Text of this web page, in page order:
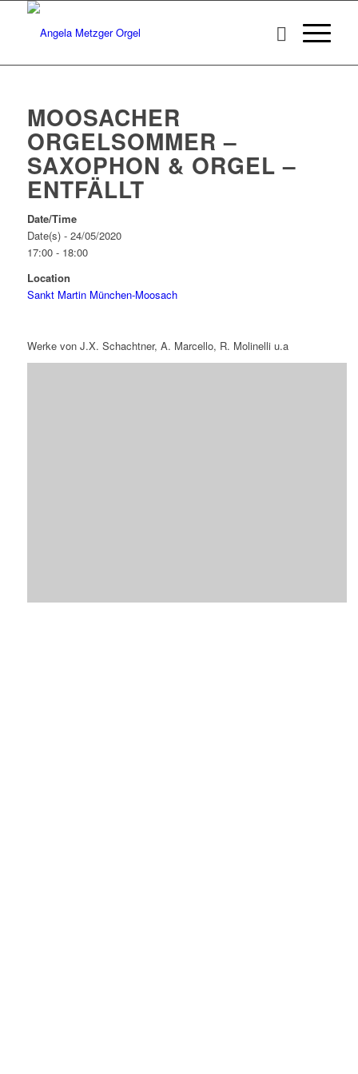
MOOSACHER
ORGELSOMMER –
SAXOPHON & ORGEL –
ENTFÄLLT
Date/Time
Date(s) - 24/05/2020
17:00 - 18:00
Location
Sankt Martin München-Moosach
Werke von J.X. Schachtner, A. Marcello, R. Molinelli u.a